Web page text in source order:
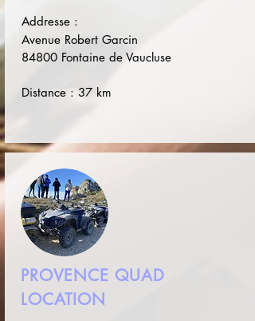
Addresse :
Avenue Robert Garcin
84800 Fontaine de Vaucluse
Distance : 37 km
PROVENCE QUAD
LOCATION